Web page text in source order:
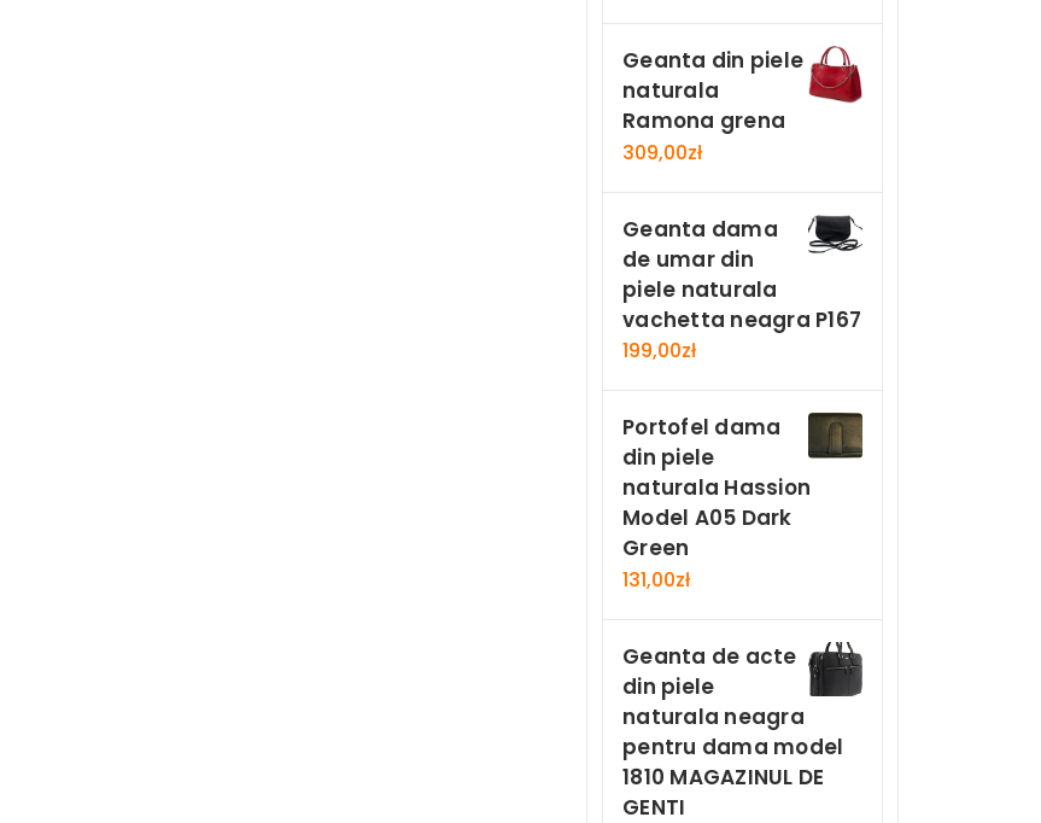
Geanta din piele
naturala
Ramona grena
309,00zł
Geanta dama
de umar din
piele naturala
vachetta neagra P167
199,00zł
Portofel dama
din piele
naturala Hassion
Model A05 Dark
Green
131,00zł
Geanta de acte
din piele
naturala neagra
pentru dama model
1810 MAGAZINUL DE
GENTI